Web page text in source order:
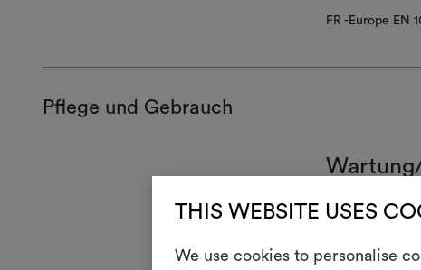
THIS WEBSITE USES
We use cookies to personalise
FR -Europe EN
Pflege und Gebrauch
1 Nicht
T